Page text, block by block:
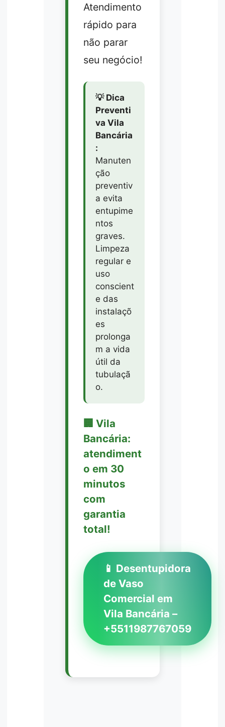
Atendimento
rápido para
não parar
seu negócio!
💡 Dica
Preventi
va Vila
Bancária
:
Manuten
ção
preventiv
a evita
entupime
ntos
graves.
Limpeza
regular e
uso
conscient
e das
instalaçõ
es
prolonga
m a vida
útil da
tubulaçã
o.
🏢 Vila
Bancária:
atendiment
o em 30
minutos
com
garantia
total!
📱 Desentupidora
de Vaso
Comercial em
Vila Bancária –
+5511987767059